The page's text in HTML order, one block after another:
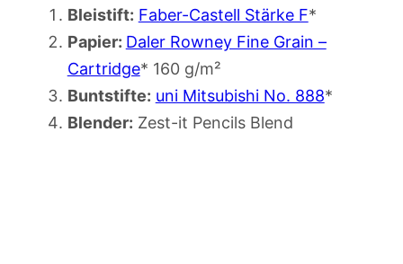
Bleistift: Faber-Castell Stärke F*
Papier: Daler Rowney Fine Grain –
Cartridge* 160 g/m²
Buntstifte: uni Mitsubishi No. 888*
Blender: Zest-it Pencils Blend